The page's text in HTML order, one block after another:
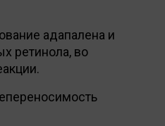
адапалена и
ретинола, во